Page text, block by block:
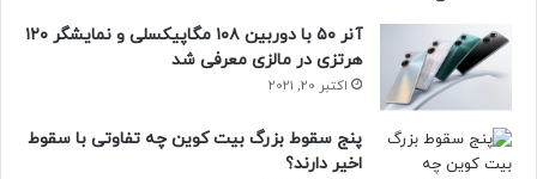
آنر ۵۰ با دوربین ۱۰۸ مگاپیکسلی و نمایشگر ۱۲۰
هرتزی در مالزی معرفی شد
اکتبر 20, 2021
پنج سقوط بزرگ بیت کوین چه تفاوتی با سقوط
اخیر دارند؟